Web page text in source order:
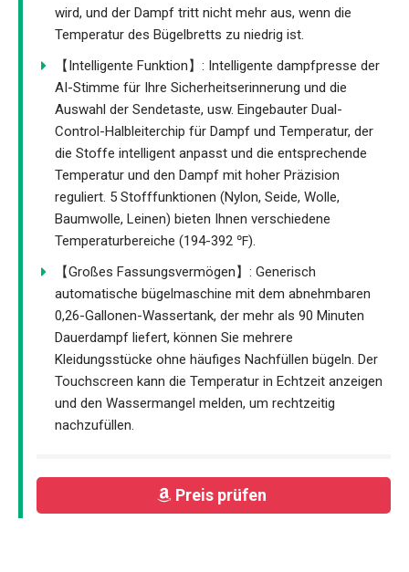
wird, und der Dampf tritt nicht mehr aus, wenn die
Temperatur des Bügelbretts zu niedrig ist.
【Intelligente Funktion】: Intelligente dampfpresse der
AI-Stimme für Ihre Sicherheitserinnerung und die
Auswahl der Sendetaste, usw. Eingebauter Dual-
Control-Halbleiterchip für Dampf und Temperatur, der
die Stoffe intelligent anpasst und die entsprechende
Temperatur und den Dampf mit hoher Präzision
reguliert. 5 Stofffunktionen (Nylon, Seide, Wolle,
Baumwolle, Leinen) bieten Ihnen verschiedene
Temperaturbereiche (194-392 ℉).
【Großes Fassungsvermögen】: Generisch
automatische bügelmaschine mit dem abnehmbaren
0,26-Gallonen-Wassertank, der mehr als 90 Minuten
Dauerdampf liefert, können Sie mehrere
Kleidungsstücke ohne häufiges Nachfüllen bügeln. Der
Touchscreen kann die Temperatur in Echtzeit anzeigen
und den Wassermangel melden, um rechtzeitig
nachzufüllen.
Preis prüfen